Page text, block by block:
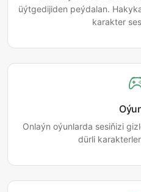
üýtgedijiden peýdalan.
karakter
Onlaýn oýunlarda sesiňizi
dürli